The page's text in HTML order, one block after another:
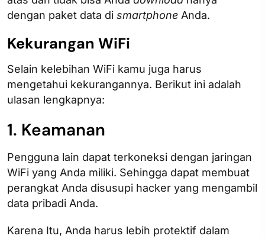
dengan paket data di smartphone Anda.
Kekurangan WiFi
Selain kelebihan WiFi kamu juga harus
mengetahui kekurangannya. Berikut ini adalah
ulasan lengkapnya:
1. Keamanan
Pengguna lain dapat terkoneksi dengan jaringan
WiFi yang Anda miliki. Sehingga dapat membuat
perangkat Anda disusupi hacker yang mengambil
data pribadi Anda.
Karena Itu, Anda harus lebih protektif dalam